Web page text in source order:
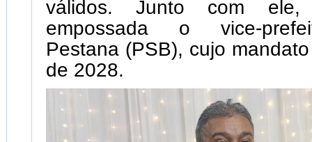
válidos. Junto com ele,
empossada o vice-
Pestana (PSB), cujo
de 2028.